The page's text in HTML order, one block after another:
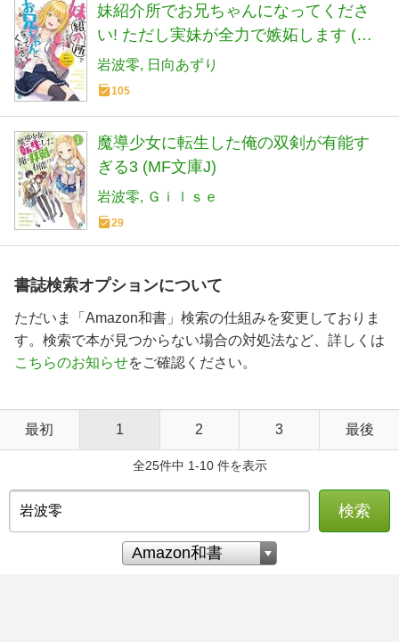
妹紹介所でお兄ちゃんになってくださ
い! ただし実妹が全力で嫉妬します (MF
文庫J)
岩波零 日向あずり
105
魔導少女に転生した俺の双剣が有能す
ぎる3 (MF文庫J)
岩波零 Ｇｉｌｓｅ
29
書誌検索オプションについて
ただいま「Amazon和書」検索の仕組みを変更しておりま
す。検索で本が見つからない場合の対処法など、詳しくは
こちらのお知らせをご確認ください。
最初 1 2 3 最後
全25件中 1-10 件を表示
検索